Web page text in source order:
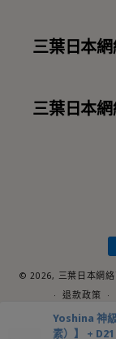
Yoshina 神
素）】 + D21
三葉日本
三葉日本
付
款
方
© 2026, 三葉日本網絡
退款政策
Note that all
medical